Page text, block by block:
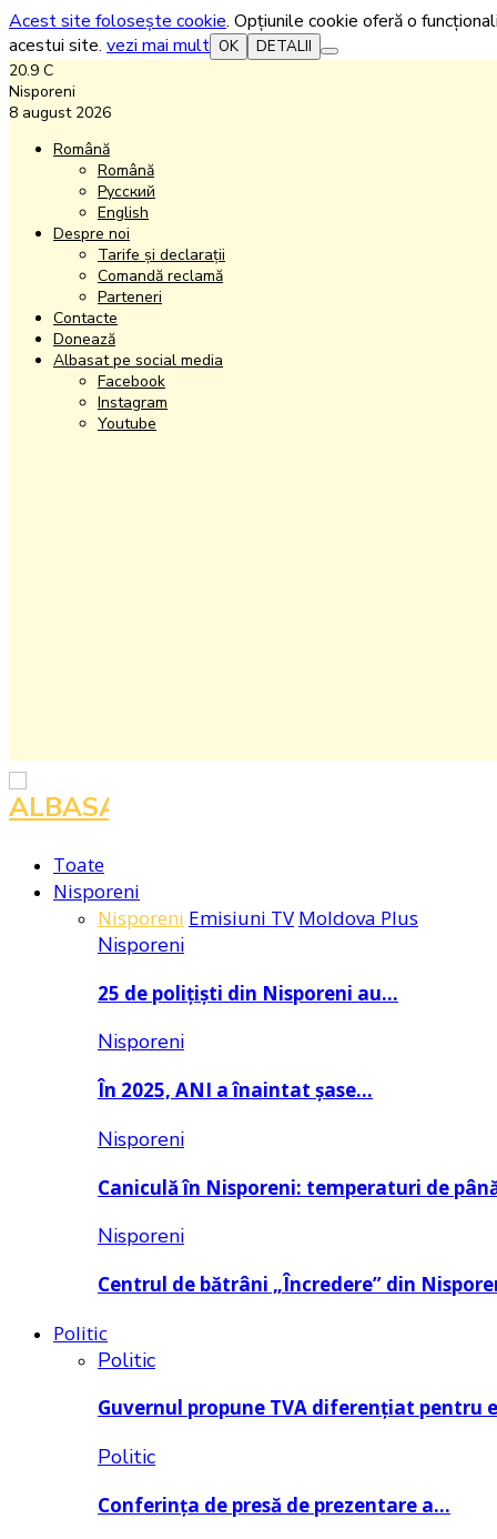
Acest site folosește cookie. Opțiunile cookie oferă o
acestui site. vezi mai mult OK DETALII
20.9 C
Nisporeni
8 august 2026
Română
Română
Русский
English
Despre noi
Tarife și declarații
Comandă reclamă
Parteneri
Contacte
Donează
Albasat pe social media
Facebook
Instagram
Youtube
Toate
Nisporeni
Nisporeni Emisiuni TV Moldova Plus
Nisporeni
25 de polițiști din Nisporeni au…
Nisporeni
În 2025, ANI a înaintat șase…
Nisporeni
Caniculă în Nisporeni: temperaturi de
Nisporeni
Centrul de bătrâni „Încredere” din
Politic
Politic
Guvernul propune TVA diferențiat pentru
Politic
Conferința de presă de prezentare a…